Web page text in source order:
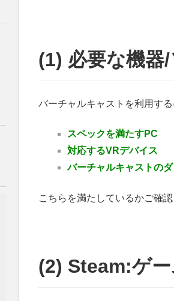
(1) 必要な機器
バーチャルキャストを利用する
スペックを満たすPC
対応するVRデバイス
バーチャルキャストの
こちらを満たしているかご確認
(2) Steam:ゲ